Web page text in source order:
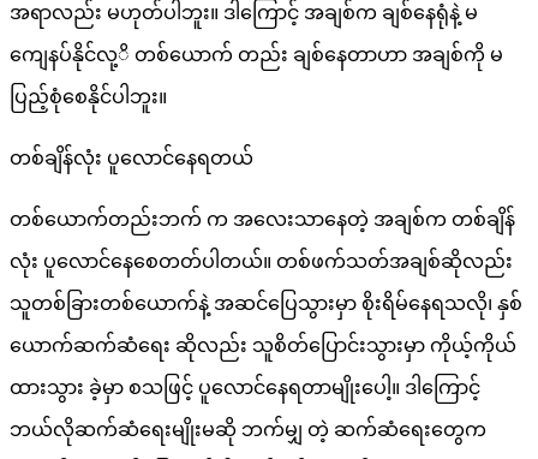
အရာလည်း မဟုတ်ပါဘူး။ ဒါကြောင့် အချစ်က ချစ်နေရုံနဲ့ မ
ကျေနပ်နိုင်လု့ိ တစ်ယောက် တည်း ချစ်နေတာဟာ အချစ်ကို မ
ပြည့်စုံစေနိုင်ပါဘူး။
တစ်ချိန်လုံး ပူလောင်နေရတယ်
တစ်ယောက်တည်းဘက် က အလေးသာနေတဲ့ အချစ်က တစ်ချိန်
လုံး ပူလောင်နေစေတတ်ပါတယ်။ တစ်ဖက်သတ်အချစ်ဆိုလည်း
သူတစ်ခြားတစ်ယောက်နဲ့ အဆင်ပြေသွားမှာ စိုးရိမ်နေရသလို၊ နှစ်
ယောက်ဆက်ဆံရေး ဆိုလည်း သူစိတ်ပြောင်းသွားမှာ ကိုယ့်ကိုယ်
ထားသွား ခဲ့မှာ စသဖြင့် ပူလောင်နေရတာမျိုးပေါ့။ ဒါကြောင့်
ဘယ်လိုဆက်ဆံရေးမျိုးမဆို ဘက်မျှ တဲ့ ဆက်ဆံရေးတွေက